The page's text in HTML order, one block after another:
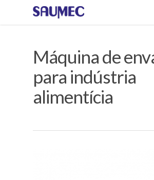
Máquina de
para indústria
alimentícia